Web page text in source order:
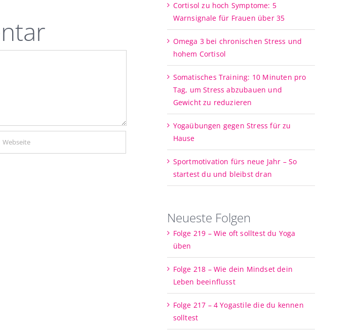
Cortisol zu hoch Symptome: 5
Warnsignale für Frauen über 35
Omega 3 bei chronischen Stress und
hohem Cortisol
Somatisches Training: 10 Minuten pro
Tag, um Stress abzubauen und
Gewicht zu reduzieren
Yogaübungen gegen Stress für zu
Hause
Sportmotivation fürs neue Jahr – So
startest du und bleibst dran
Neueste Folgen
Folge 219 – Wie oft solltest du Yoga
üben
Folge 218 – Wie dein Mindset dein
Leben beeinflusst
Folge 217 – 4 Yogastile die du kennen
solltest